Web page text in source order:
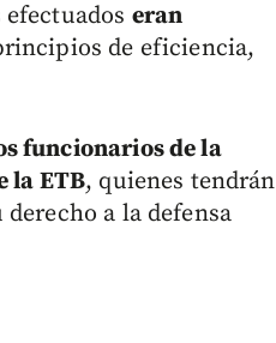
eran
de eficiencia,
funcionarios de la
la ETB, quienes tendrán
a la defensa